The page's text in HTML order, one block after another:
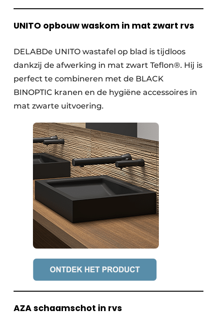
UNITO opbouw waskom in mat zwart rvs
DELABDe UNITO wastafel op blad is tijdloos
dankzij de afwerking in mat zwart Teflon®. Hij is
perfect te combineren met de BLACK
BINOPTIC kranen en de hygiëne accessoires in
mat zwarte uitvoering.
AZA schaamschot in rvs